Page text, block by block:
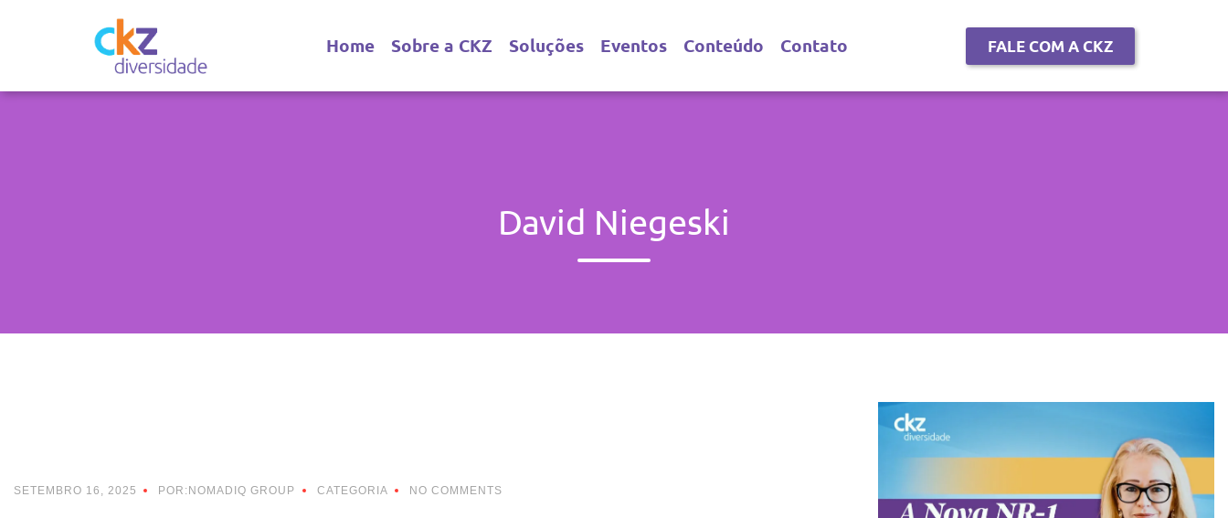
Home Sobre a CKZ Soluções Eventos Conteúdo Contato FALE COM A CKZ
David Niegeski
SETEMBRO 16, 2025 POR:NOMADIQ GROUP CATEGORIA NO COMMENTS